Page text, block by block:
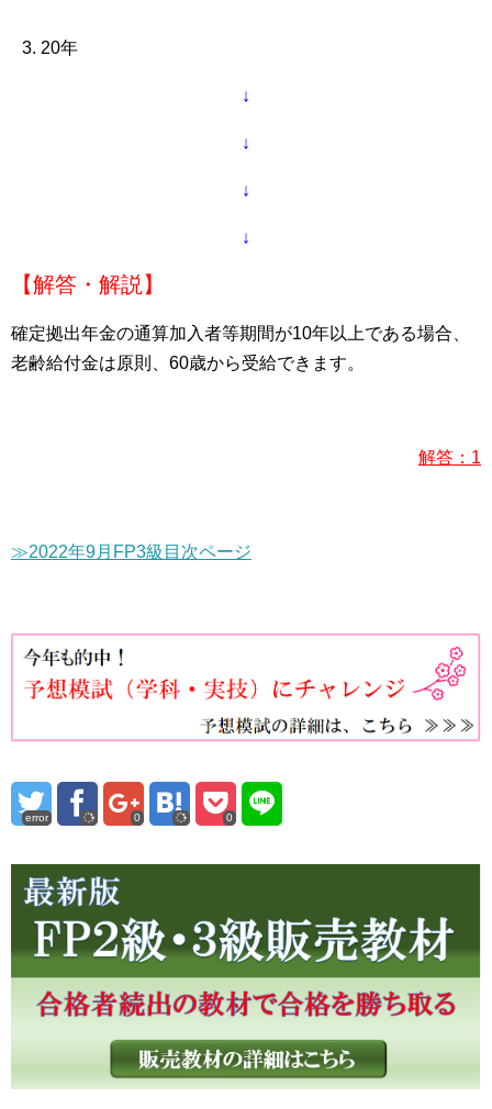
20年
↓
↓
↓
↓
【解答・解説】
確定拠出年金の通算加入者等期間が10年以上である場合、
老齢給付金は原則、60歳から受給できます。
解答：1
≫2022年9月FP3級目次ページ
error 0 0